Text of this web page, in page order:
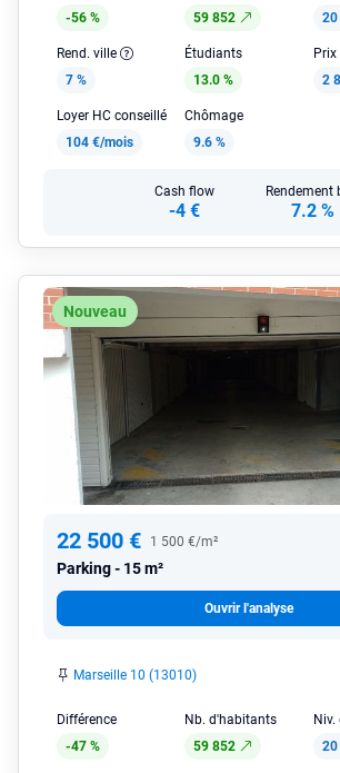
-56 %
59 852
20
Rend. ville
7 %
Étudiants
13.0 %
Prix
2
Loyer HC conseillé
104 €/mois
Chômage
9.6 %
Cash flow
-4 €
Rendement
7.2 %
Nouveau
22 500 € 1 500 €/m²
Parking 15 m²
Ouvrir l'analyse
Marseille 10 (13010)
Différence
-47 %
Nb. d'habitants
59 852
20